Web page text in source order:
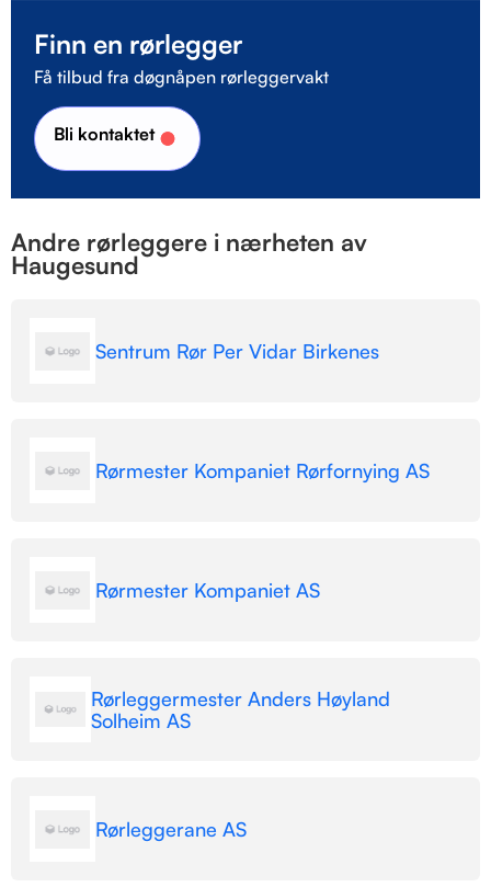
Finn en rørlegger
Få tilbud fra døgnåpen rørleggervakt
Bli kontaktet
Andre rørleggere i nærheten av
Haugesund
Sentrum Rør Per Vidar Birkenes
Rørmester Kompaniet Rørfornying AS
Rørmester Kompaniet AS
Rørleggermester Anders Høyland
Solheim AS
Rørleggerane AS